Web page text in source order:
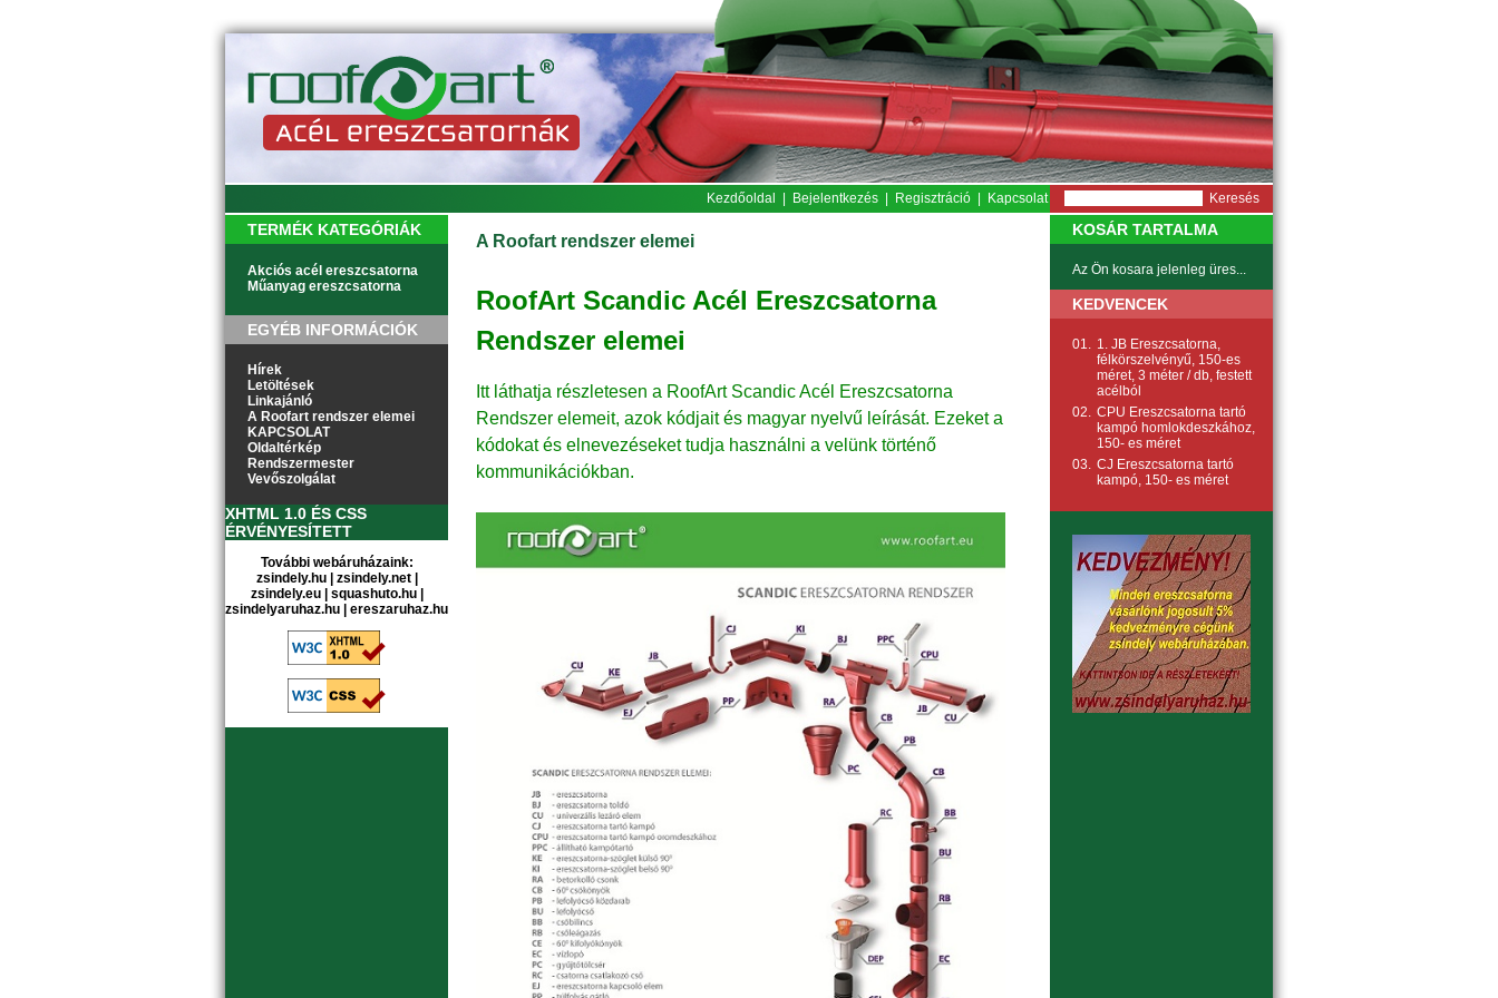
Kezdőoldal Bejelentkezés Regisztráció Kapcsolat
TERMÉK KATEGÓRIÁK
Akciós acél ereszcsatorna
Műanyag ereszcsatorna
EGYÉB INFORMÁCIÓK
Hírek
Letöltések
Linkajánló
A Roofart rendszer elemei
KAPCSOLAT
Oldaltérkép
Rendszermester
Vevőszolgálat
XHTML 1.0 ÉS CSS
ÉRVÉNYESÍTETT
További webáruházaink:
zsindely.hu| zsindely.net|
zsindely.eu| squashuto.hu|
zsindelyaruhaz.hu
ereszaruhaz.hu
A Roofart rendszer elemei
RoofArt Scandic Acél Ereszcsatorna
Rendszer elemei
Itt láthatja részletesen a RoofArt Scandic Acél Ereszcsatorna
Rendszer elemeit, azok kódjait és magyar nyelvű leírását. Ezeket a
kódokat és elnevezéseket tudja használni a velünk történő
kommunikációkban.
KOSÁR TARTALMA
Az Ön kosara jelenleg üres...
KEDVENCEK
01. 1. JB Ereszcsatorna,
félkörszelvényű, 150-es
méret, 3 méter / db, festett
acélból
02. CPU Ereszcsatorna tartó
kampó homlokdeszkához,
150- es méret
03. CJ Ereszcsatorna tartó
kampó, 150- es méret